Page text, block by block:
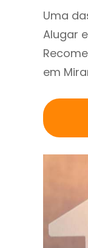
Uma
Alugar
em